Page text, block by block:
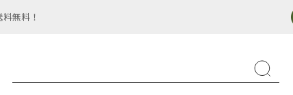
無料！